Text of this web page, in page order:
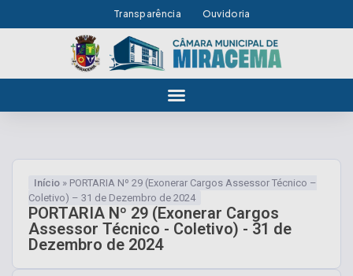
Transparência Ouvidoria
Início » PORTARIA Nº 29 (Exonerar Cargos Assessor Técnico –
Coletivo) – 31 de Dezembro de 2024
PORTARIA Nº 29 (Exonerar Cargos
Assessor Técnico - Coletivo) - 31 de
Dezembro de 2024